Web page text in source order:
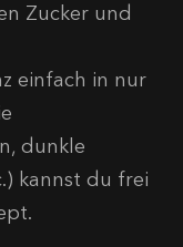
Zucker und
einfach in nur
dunkle
kannst du frei